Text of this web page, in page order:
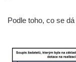
Socha
Podle toho, co se